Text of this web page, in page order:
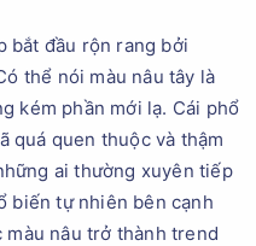
bắt đầu rộn rang bởi
thể nói màu nâu tây là
kém phần mới lạ. Cái phổ
quá quen thuộc và thậm
ai thường xuyên tiếp
biến tự nhiên bên cạnh
màu nâu trở thành trend